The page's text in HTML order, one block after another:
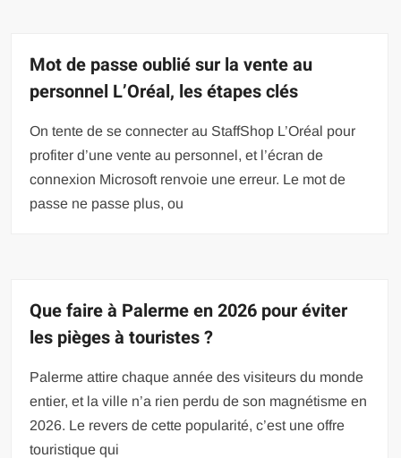
Mot de passe oublié sur la vente au
personnel L’Oréal, les étapes clés
On tente de se connecter au StaffShop L’Oréal pour
profiter d’une vente au personnel, et l’écran de
connexion Microsoft renvoie une erreur. Le mot de
passe ne passe plus, ou
Que faire à Palerme en 2026 pour éviter
les pièges à touristes ?
Palerme attire chaque année des visiteurs du monde
entier, et la ville n’a rien perdu de son magnétisme en
2026. Le revers de cette popularité, c’est une offre
touristique qui